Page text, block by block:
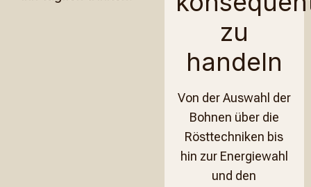
zu
handeln
Von der Auswahl der
Bohnen über die
Rösttechniken bis
hin zur Energiewahl
und den